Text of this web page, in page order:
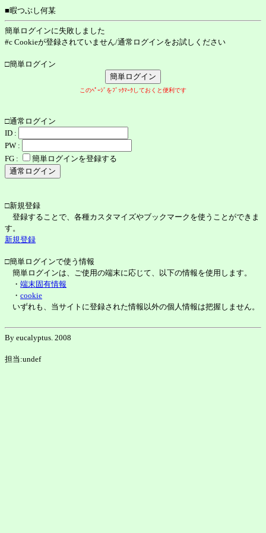
■暇つぶし何某
簡単ログインに失敗しました
#c Cookieが登録されていません/通常ログインをお試しください
□簡単ログイン
このﾍﾟｰｼﾞをﾌﾞｯｸﾏｰｸしておくと便利です
□通常ログイン
ID :
PW :
FG :
簡単ログインを登録する
□新規登録
登録することで、各種カスタマイズやブックマークを使うことができま
す。
新規登録
□簡単ログインで使う情報
簡単ログインは、ご使用の端末に応じて、以下の情報を使用します。
・ 端末固有情報
・ cookie
いずれも、当サイトに登録された情報以外の個人情報は把握しません。
By eucalyptus. 2008
担当:undef